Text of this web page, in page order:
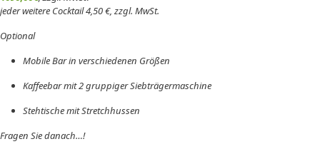
jeder weitere Cocktail 4,50 €, zzgl. MwSt.
Optional
Mobile Bar in verschiedenen Größen
Kaffeebar mit 2 gruppiger Siebträgermaschine
Stehtische mit Stretchhussen
Fragen Sie danach…!